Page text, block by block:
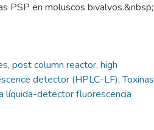
PSP en moluscos bivalvos.&nbsp;
, post column reactor, high
detector (HPLC-LF),Toxinas
líquida-detector fluorescencia